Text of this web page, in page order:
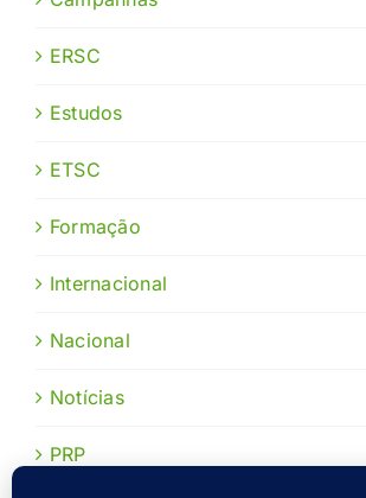
ERSC
Estudos
ETSC
Formação
Internacional
Nacional
Notícias
PRP